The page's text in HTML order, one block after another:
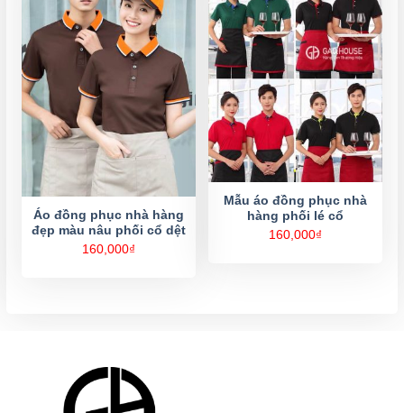
Áo đồng phục nhà hàng
đẹp màu nâu phối cổ dệt
160,000₫
Mẫu áo đồng phục nhà
hàng phối lé cổ
160,000₫